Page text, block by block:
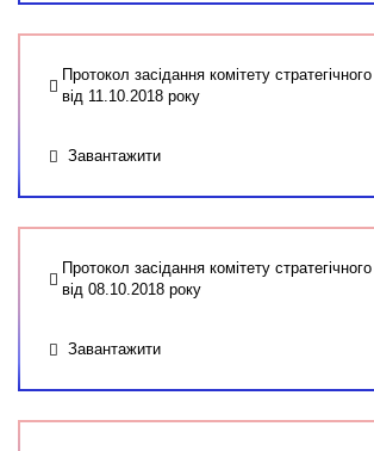
Протокол засідання комітету
від 11.10.2018 року
Завантажити
Протокол засідання комітету
від 08.10.2018 року
Завантажити